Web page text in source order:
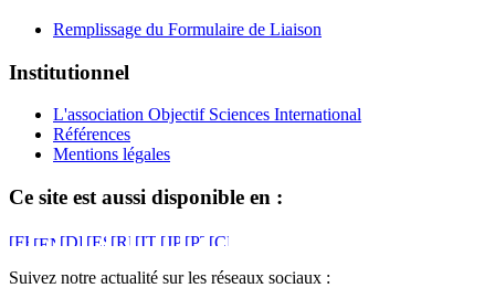
Remplissage du Formulaire de Liaison
Institutionnel
L'association Objectif Sciences International
Références
Mentions légales
Ce site est aussi disponible en :
Suivez notre actualité sur les réseaux sociaux :